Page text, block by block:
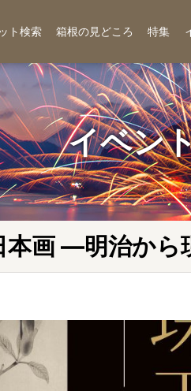
ト検索 箱根の見どころ 特集
イベン
本画 ―明治か